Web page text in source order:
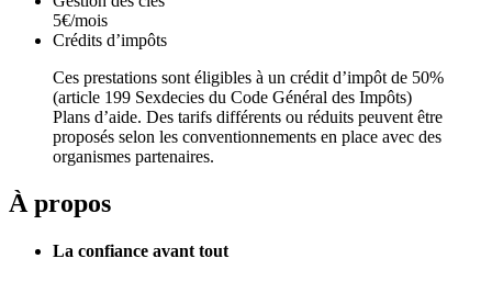
5€/mois
Crédits d’impôts
Ces prestations sont éligibles à un crédit d’impôt de 50%
(article 199 Sexdecies du Code Général des Impôts)
Plans d’aide. Des tarifs différents ou réduits peuvent être
proposés selon les conventionnements en place avec des
organismes partenaires.
À propos
La confiance avant tout